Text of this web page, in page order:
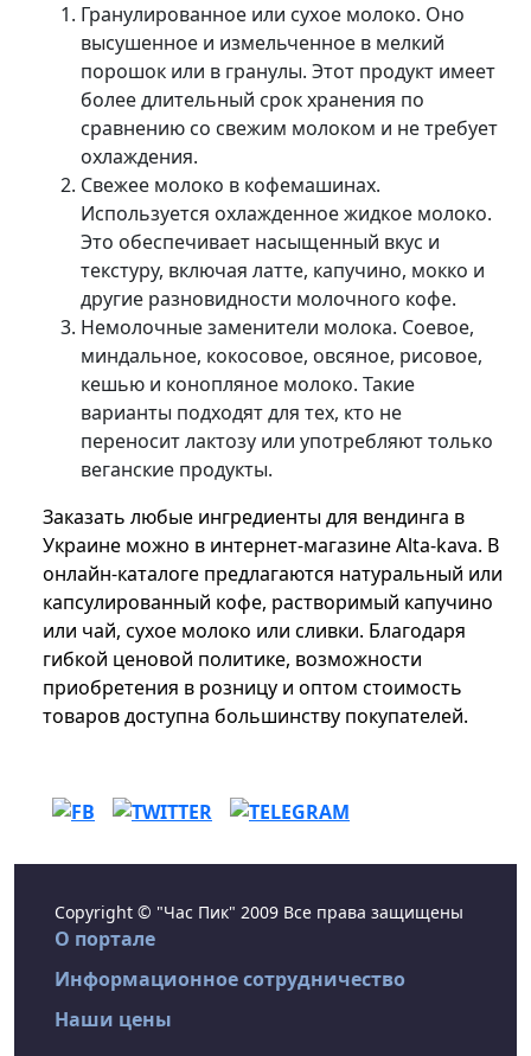
Гранулированное или сухое молоко. Оно
высушенное и измельченное в мелкий
порошок или в гранулы. Этот продукт имеет
более длительный срок хранения по
сравнению со свежим молоком и не требует
охлаждения.
Свежее молоко в кофемашинах.
Используется охлажденное жидкое молоко.
Это обеспечивает насыщенный вкус и
текстуру, включая латте, капучино, мокко и
другие разновидности молочного кофе.
Немолочные заменители молока. Соевое,
миндальное, кокосовое, овсяное, рисовое,
кешью и конопляное молоко. Такие
варианты подходят для тех, кто не
переносит лактозу или употребляют только
веганские продукты.
Заказать любые ингредиенты для вендинга в
Украине можно в интернет-магазине Alta-kava. В
онлайн-каталоге предлагаются натуральный или
капсулированный кофе, растворимый капучино
или чай, сухое молоко или сливки. Благодаря
гибкой ценовой политике, возможности
приобретения в розницу и оптом стоимость
товаров доступна большинству покупателей.
Copyright © "Час Пик" 2009 Все права защищены
О портале
Информационное сотрудничество
Наши цены